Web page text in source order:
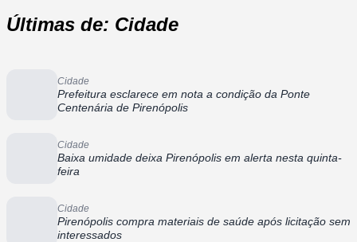
Últimas de: Cidade
Cidade
Prefeitura esclarece em nota a condição da Ponte
Centenária de Pirenópolis
Cidade
Baixa umidade deixa Pirenópolis em alerta nesta quinta-
feira
Cidade
Pirenópolis compra materiais de saúde após licitação sem
interessados